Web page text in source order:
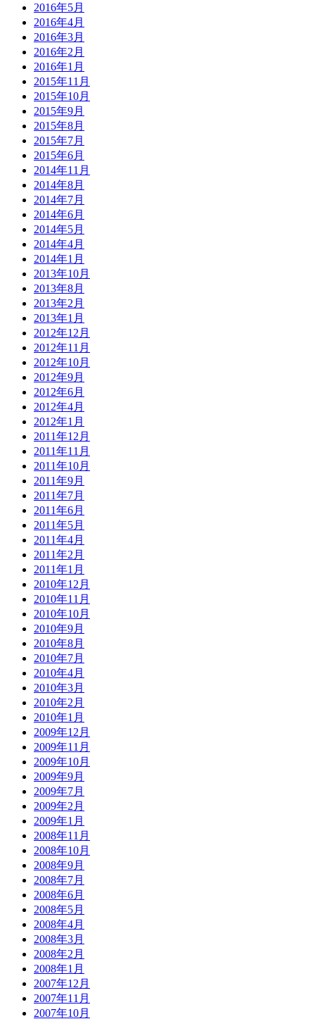
2016年5月
2016年4月
2016年3月
2016年2月
2016年1月
2015年11月
2015年10月
2015年9月
2015年8月
2015年7月
2015年6月
2014年11月
2014年8月
2014年7月
2014年6月
2014年5月
2014年4月
2014年1月
2013年10月
2013年8月
2013年2月
2013年1月
2012年12月
2012年11月
2012年10月
2012年9月
2012年6月
2012年4月
2012年1月
2011年12月
2011年11月
2011年10月
2011年9月
2011年7月
2011年6月
2011年5月
2011年4月
2011年2月
2011年1月
2010年12月
2010年11月
2010年10月
2010年9月
2010年8月
2010年7月
2010年4月
2010年3月
2010年2月
2010年1月
2009年12月
2009年11月
2009年10月
2009年9月
2009年7月
2009年2月
2009年1月
2008年11月
2008年10月
2008年9月
2008年7月
2008年6月
2008年5月
2008年4月
2008年3月
2008年2月
2008年1月
2007年12月
2007年11月
2007年10月